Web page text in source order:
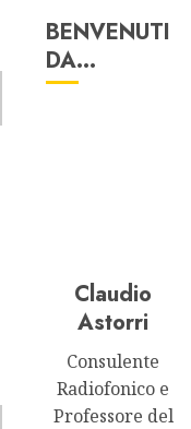
BENVENUTI
DA…
Claudio
Astorri
Consulente
Radiofonico e
Professore del